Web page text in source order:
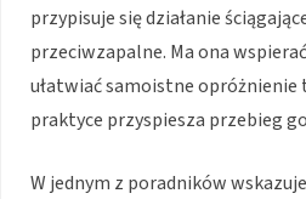
przypisuje się działanie
przeciwzapalne. Ma ona
ułatwiać samoistne opróżnienie
praktyce przyspiesza przebieg
W jednym z poradników